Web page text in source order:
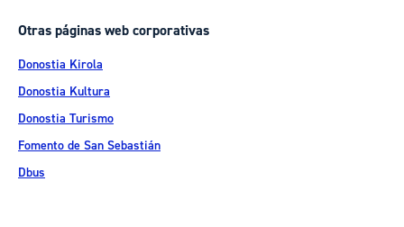
Otras páginas web corporativas
Donostia Kirola
Donostia Kultura
Donostia Turismo
Fomento de San Sebastián
Dbus